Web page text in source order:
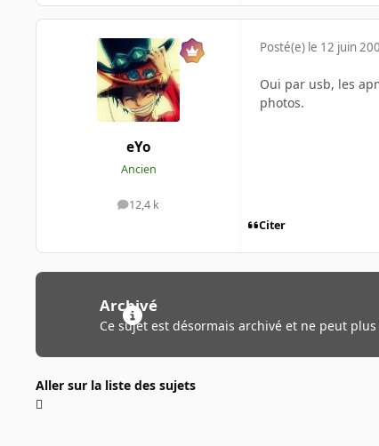
eYo
Ancien
12,4 k
messages
Posté(e) le 12 juin
Oui par usb, les
photos.
Citer
Archivé
Ce sujet est désormais archivé et ne peut
Aller sur la liste des sujets